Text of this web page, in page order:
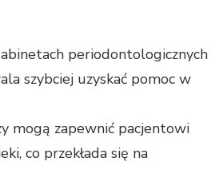
periodontologicznych
szybciej uzyskać pomoc w
mogą zapewnić pacjentowi
co przekłada się na